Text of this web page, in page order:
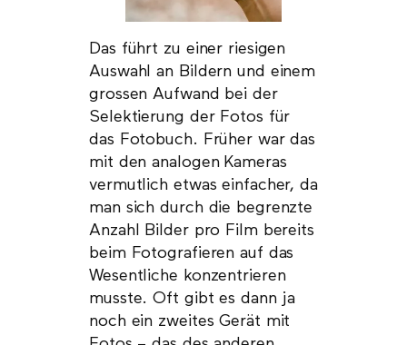
Das führt zu einer riesigen
Auswahl an Bildern und einem
grossen Aufwand bei der
Selektierung der Fotos für
das Fotobuch. Früher war das
mit den analogen Kameras
vermutlich etwas einfacher, da
man sich durch die begrenzte
Anzahl Bilder pro Film bereits
beim Fotografieren auf das
Wesentliche konzentrieren
musste. Oft gibt es dann ja
noch ein zweites Gerät mit